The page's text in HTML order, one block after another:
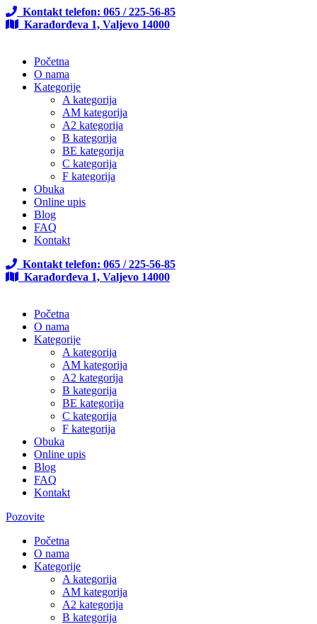
Kontakt telefon: 065 / 225-56-85
Karađorđeva 1, Valjevo 14000
Početna
O nama
Kategorije
A kategorija
AM kategorija
A2 kategorija
B kategorija
BE kategorija
C kategorija
F kategorija
Obuka
Online upis
Blog
FAQ
Kontakt
Kontakt telefon: 065 / 225-56-85
Karađorđeva 1, Valjevo 14000
Početna
O nama
Kategorije
A kategorija
AM kategorija
A2 kategorija
B kategorija
BE kategorija
C kategorija
F kategorija
Obuka
Online upis
Blog
FAQ
Kontakt
Pozovite
Početna
O nama
Kategorije
A kategorija
AM kategorija
A2 kategorija
B kategorija